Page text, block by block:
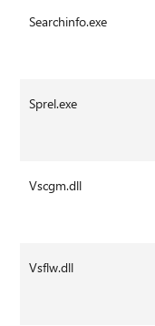
Searchinfo.exe
Sprel.exe
Vscgm.dll
Vsflw.dll